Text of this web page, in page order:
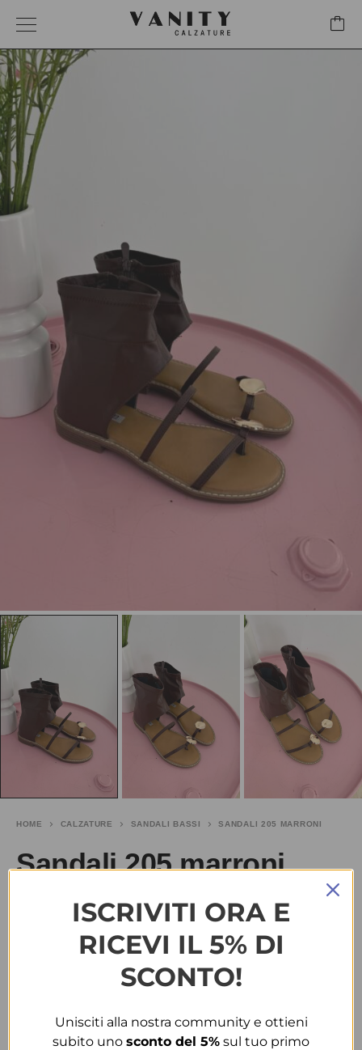
HOME CALZATURE SANDALI BASSI SANDALI 205 MARRONI
Sandali 205 marroni
€25.00
10.00
COLORE
ISCRIVITI ORA E
RICEVI IL 5% DI
SCONTO!
Unisciti alla nostra community e ottieni
subito uno sconto del 5% sul tuo primo